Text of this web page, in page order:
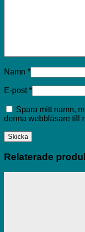
Namn *
E-post*
Spara mitt namn,
denna webbläsare till
Relaterade